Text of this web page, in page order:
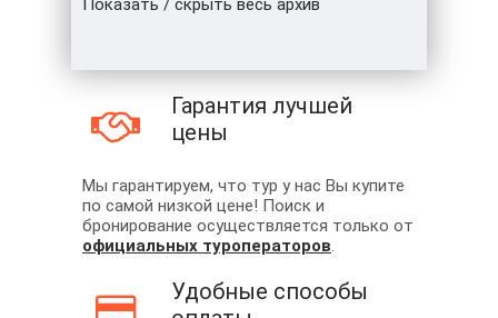
Показать / скрыть весь архив
Гарантия лучшей
цены
Мы гарантируем, что тур у нас Вы купите
по самой низкой цене! Поиск и
бронирование осуществляется только от
официальных туроператоров.
Удобные способы